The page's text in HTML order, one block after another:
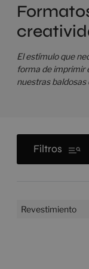
El estímulo que
forma de imprimir
nuestras
Filtros
Revestimiento